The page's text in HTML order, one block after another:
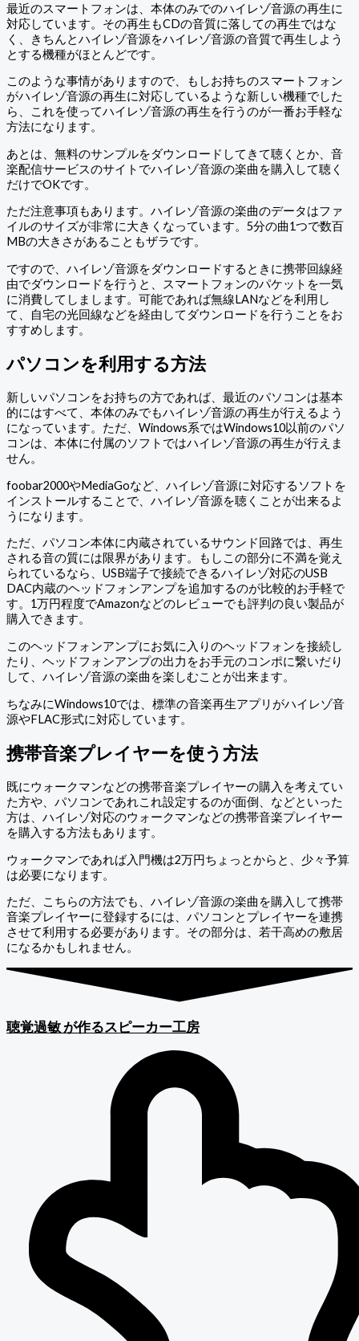
最近のスマートフォンは、本体のみでのハイレゾ音源の再生に
対応しています。その再生もCDの音質に落しての再生ではな
く、きちんとハイレゾ音源をハイレゾ音源の音質で再生しよう
とする機種がほとんどです。
このような事情がありますので、もしお持ちのスマートフォン
がハイレゾ音源の再生に対応しているような新しい機種でした
ら、これを使ってハイレゾ音源の再生を行うのが一番お手軽な
方法になります。
あとは、無料のサンプルをダウンロードしてきて聴くとか、音
楽配信サービスのサイトでハイレゾ音源の楽曲を購入して聴く
だけでOKです。
ただ注意事項もあります。ハイレゾ音源の楽曲のデータはファ
イルのサイズが非常に大きくなっています。5分の曲1つで数百
MBの大きさがあることもザラです。
ですので、ハイレゾ音源をダウンロードするときに携帯回線経
由でダウンロードを行うと、スマートフォンのパケットを一気
に消費してしまします。可能であれば無線LANなどを利用し
て、自宅の光回線などを経由してダウンロードを行うことをお
すすめします。
パソコンを利用する方法
新しいパソコンをお持ちの方であれば、最近のパソコンは基本
的にはすべて、本体のみでもハイレゾ音源の再生が行えるよう
になっています。ただ、Windows系ではWindows10以前のパソ
コンは、本体に付属のソフトではハイレゾ音源の再生が行えま
せん。
foobar2000やMediaGoなど、ハイレゾ音源に対応するソフトを
インストールすることで、ハイレゾ音源を聴くことが出来るよ
うになります。
ただ、パソコン本体に内蔵されているサウンド回路では、再生
される音の質には限界があります。もしこの部分に不満を覚え
られているなら、USB端子で接続できるハイレゾ対応のUSB
DAC内蔵のヘッドフォンアンプを追加するのが比較的お手軽で
す。1万円程度でAmazonなどのレビューでも評判の良い製品が
購入できます。
このヘッドフォンアンプにお気に入りのヘッドフォンを接続し
たり、ヘッドフォンアンプの出力をお手元のコンポに繋いだり
して、ハイレゾ音源の楽曲を楽しむことが出来ます。
ちなみにWindows10では、標準の音楽再生アプリがハイレゾ音
源やFLAC形式に対応しています。
携帯音楽プレイヤーを使う方法
既にウォークマンなどの携帯音楽プレイヤーの購入を考えてい
た方や、パソコンであれこれ設定するのが面倒、などといった
方は、ハイレゾ対応のウォークマンなどの携帯音楽プレイヤー
を購入する方法もあります。
ウォークマンであれば入門機は2万円ちょっとからと、少々予算
は必要になります。
ただ、こちらの方法でも、ハイレゾ音源の楽曲を購入して携帯
音楽プレイヤーに登録するには、パソコンとプレイヤーを連携
させて利用する必要があります。その部分は、若干高めの敷居
になるかもしれません。
聴覚過敏が作るスピーカー工房